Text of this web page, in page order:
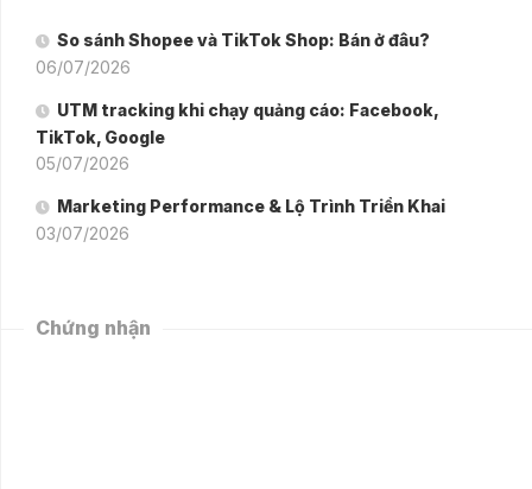
So sánh Shopee và TikTok Shop: Bán ở đâu?
06/07/2026
UTM tracking khi chạy quảng cáo: Facebook,
TikTok, Google
05/07/2026
Marketing Performance & Lộ Trình Triển Khai
03/07/2026
Chứng nhận